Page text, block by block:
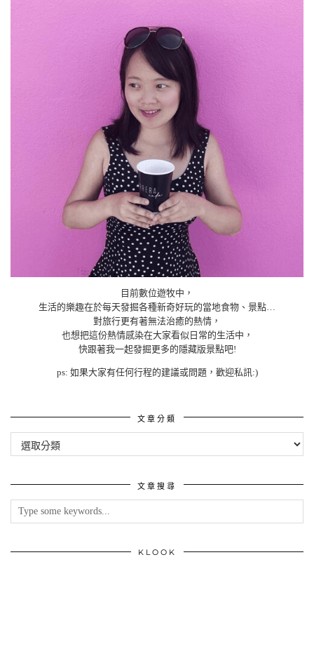
目前數位遊牧中，
生活的樂趣在於每天發掘各種新奇好玩的當地食物、景點…
對旅行更有著無法治癒的熱情，
也想把這份熱情感染在大家看似日常的生活中，
快跟著我一起發掘更多的隱藏版景點吧!
ps: 如果大家有任何行程的建議或問題，歡迎私訊:)
文章分類
文章搜尋
KLOOK